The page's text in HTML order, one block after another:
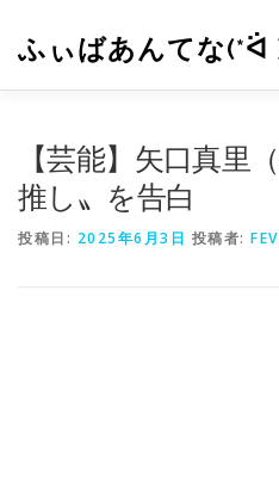
ふぃばあんてな(*ᐛ
【芸能】矢口真里
推し〟を告白
投稿日: 2025年6月3日 投稿者: